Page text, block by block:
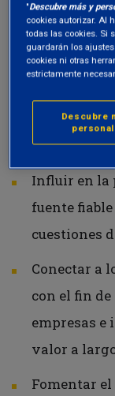
Los objetivos
Influir en la
fuente
cuestiones
Conectar a
con el fin
empresas e
valor a
Fomentar
"Descubre más y
cookies autorizar. Al
todas las cookies. Si
guardarán los
cookies ni otras
estrictamente
Descubre